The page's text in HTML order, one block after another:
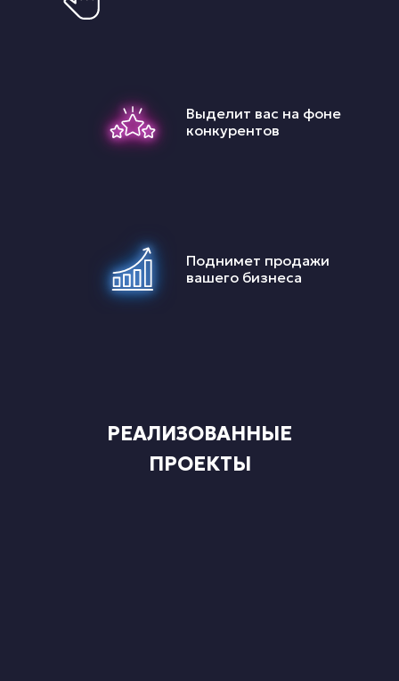
Выделит вас на фоне
конкурентов
Поднимет продажи
вашего бизнеса
РЕАЛИЗОВАННЫЕ
ПРОЕКТЫ